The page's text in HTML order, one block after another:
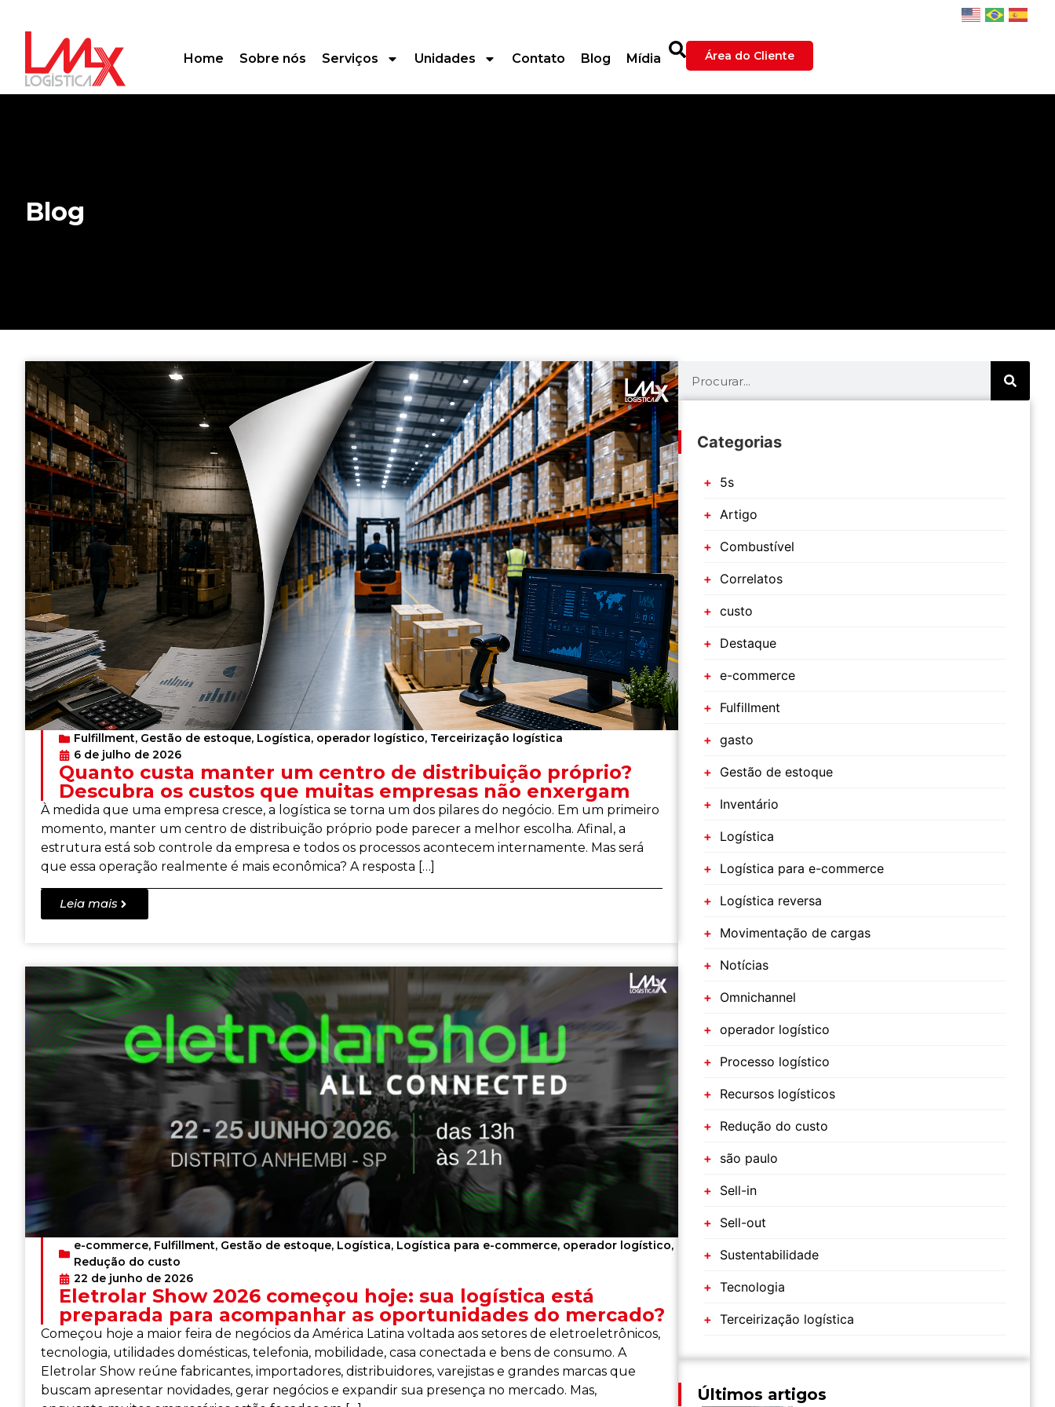
Home Sobre nós Serviços Unidades Contato Blog Mídia Área do Cliente
Blog
Fulfillment, Gestão de estoque, Logística, operador logístico, Terceirização logística
6 de julho de 2026
Quanto custa manter um centro de distribuição próprio?
Descubra os custos que muitas empresas não enxergam
À medida que uma empresa cresce, a logística se torna um dos pilares do negócio. Em um primeiro
momento, manter um centro de distribuição próprio pode parecer a melhor escolha. Afinal, a
estrutura está sob controle da empresa e todos os processos acontecem internamente. Mas será
que essa operação realmente é mais econômica? A resposta […]
Leia mais
e-commerce, Fulfillment, Gestão de estoque, Logística, Logística para e-commerce, operador logístico,
Redução do custo
22 de junho de 2026
Eletrolar Show 2026 começou hoje: sua logística está
preparada para acompanhar as oportunidades do mercado?
Começou hoje a maior feira de negócios da América Latina voltada aos setores de eletroeletrônicos,
tecnologia, utilidades domésticas, telefonia, mobilidade, casa conectada e bens de consumo. A
Eletrolar Show reúne fabricantes, importadores, distribuidores, varejistas e grandes marcas que
buscam apresentar novidades, gerar negócios e expandir sua presença no mercado. Mas,
Categorias
5s
Artigo
Combustível
Correlatos
custo
Destaque
e-commerce
Fulfillment
gasto
Gestão de estoque
Inventário
Logística
Logística para e-commerce
Logística reversa
Movimentação de cargas
Notícias
Omnichannel
operador logístico
Processo logístico
Recursos logísticos
Redução do custo
são paulo
Sell-in
Sell-out
Sustentabilidade
Tecnologia
Terceirização logística
Últimos artigos